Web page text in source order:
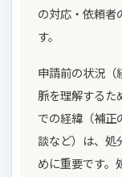
の対応・依頼者
す。
申請前の状況（
脈を理解するた
での経緯（補正
談など）は、処
めに重要です。